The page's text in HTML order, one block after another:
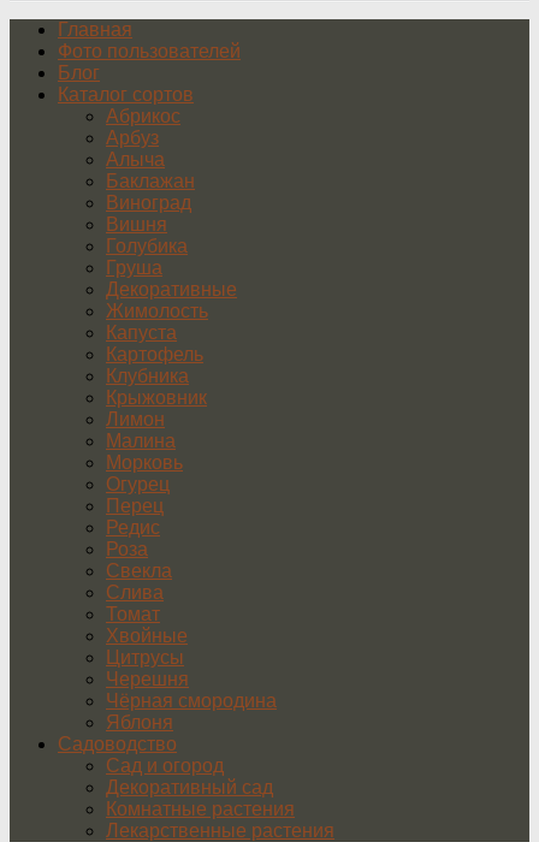
Главная
Фото пользователей
Блог
Каталог сортов
Абрикос
Арбуз
Алыча
Баклажан
Виноград
Вишня
Голубика
Груша
Декоративные
Жимолость
Капуста
Картофель
Клубника
Крыжовник
Лимон
Малина
Морковь
Огурец
Перец
Редис
Роза
Свекла
Слива
Томат
Хвойные
Цитрусы
Черешня
Чёрная смородина
Яблоня
Садоводство
Сад и огород
Декоративный сад
Комнатные растения
Лекарственные растения